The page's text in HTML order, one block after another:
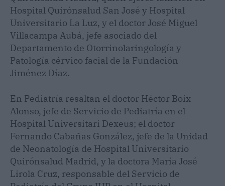
Hospital Quirónsalud San José y Hospital
Universitario La Luz, y el doctor José Miguel
Villacampa Aubá, jefe asociado del
Departamento de Otorrinolaringología y
Patología cérvico facial de la Fundación
Jiménez Díaz.
En Pediatría resaltan el doctor Héctor Boix
Alonso, jefe de Servicio de Pediatría en el
Hospital Universitari Dexeus; el doctor
Fernando Cabañas González, jefe de la Unidad
de Neonatología de Hospital Universitario
Quirónsalud Madrid, y la doctora María José
Lirola Cruz, responsable del Servicio de